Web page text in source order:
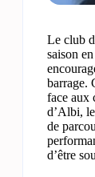
Le club
saison
barrage.
face aux
d’Albi,
de
d’être